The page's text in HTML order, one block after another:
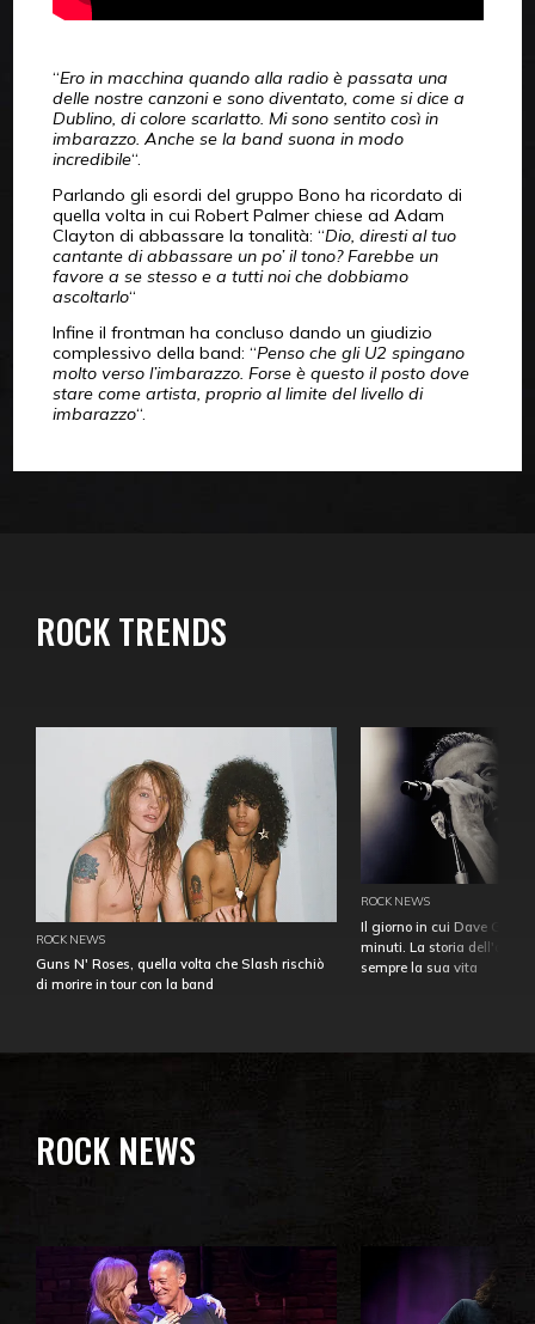
“Ero in macchina quando alla radio è passata una
delle nostre canzoni e sono diventato, come si dice a
Dublino, di colore scarlatto. Mi sono sentito così in
imbarazzo. Anche se la band suona in modo
incredibile“.
Parlando gli esordi del gruppo Bono ha ricordato di
quella volta in cui Robert Palmer chiese ad Adam
Clayton di abbassare la tonalità: “Dio, diresti al tuo
cantante di abbassare un po’ il tono? Farebbe un
favore a se stesso e a tutti noi che dobbiamo
ascoltarlo“
Infine il frontman ha concluso dando un giudizio
complessivo della band: “Penso che gli U2 spingano
molto verso l’imbarazzo. Forse è questo il posto dove
stare come artista, proprio al limite del livello di
imbarazzo“.
ROCK TRENDS
ROCK NEWS
Guns N' Roses, quella volta che Slash rischiò
di morire in tour con la band
ROCK NEWS
Il giorno in cui Dave
minuti. La storia
sempre la sua vita
ROCK NEWS